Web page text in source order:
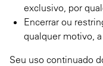
exclusivo, por
Encerrar ou
qualquer motivo,
Seu uso continuado